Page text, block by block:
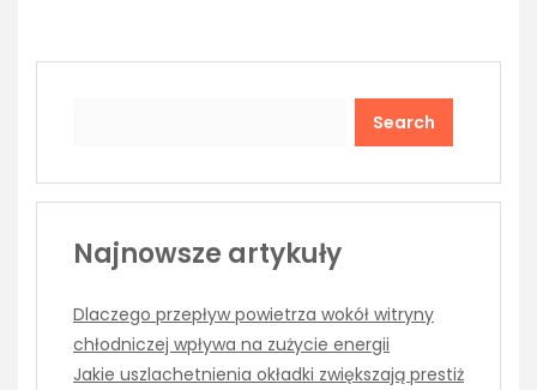
Najnowsze artykuły
Dlaczego przepływ powietrza wokół witryny
chłodniczej wpływa na zużycie energii
Jakie uszlachetnienia okładki zwiększają prestiż